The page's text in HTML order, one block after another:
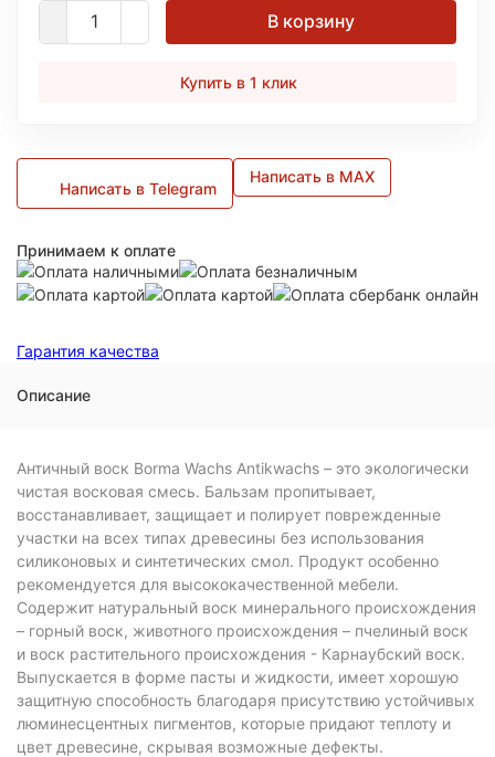
В корзину
Купить в 1 клик
Написать в Telegram
Написать в MAX
Принимаем к оплате
Гарантия качества
Описание
Античный воск Borma Wachs Antikwachs – это экологически
чистая восковая смесь. Бальзам пропитывает,
восстанавливает, защищает и полирует поврежденные
участки на всех типах древесины без использования
силиконовых и синтетических смол. Продукт особенно
рекомендуется для высококачественной мебели.
Содержит натуральный воск минерального происхождения
– горный воск, животного происхождения – пчелиный воск
и воск растительного происхождения - Карнаубский воск.
Выпускается в форме пасты и жидкости, имеет хорошую
защитную способность благодаря присутствию устойчивых
люминесцентных пигментов, которые придают теплоту и
цвет древесине, скрывая возможные дефекты.